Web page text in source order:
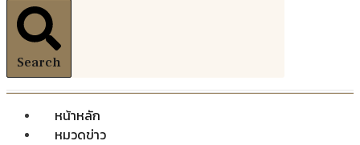
Search
หน้าหลัก
หมวดข่าว